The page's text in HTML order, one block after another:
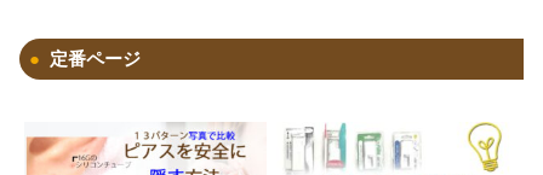
定番ページ